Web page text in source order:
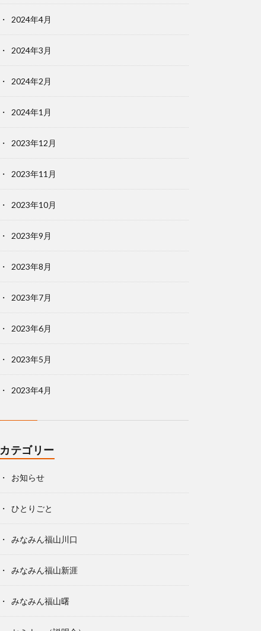
2024年4月
2024年3月
2024年2月
2024年1月
2023年12月
2023年11月
2023年10月
2023年9月
2023年8月
2023年7月
2023年6月
2023年5月
2023年4月
カテゴリー
お知らせ
ひとりごと
みなみん福山川口
みなみん福山新涯
みなみん福山曙